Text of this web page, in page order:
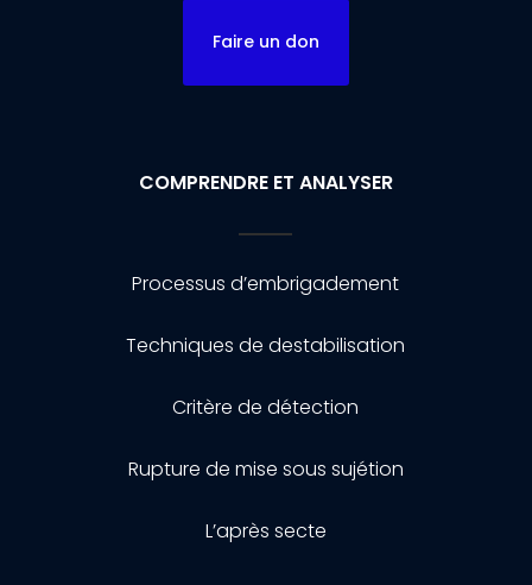
Faire un don
COMPRENDRE ET ANALYSER
Processus d’embrigadement
Techniques de destabilisation
Critère de détection
Rupture de mise sous sujétion
L’après secte